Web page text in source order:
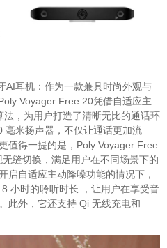
AI耳机：作为一款兼具时尚外观与
Voyager Free 20凭借自适应主
，为用户打造了清晰无比的通话环
毫米扬声器，不仅让通话更加流
值得一提的是，Poly Voyager Free
缝切换，满足用户在不同场景下的
启自适应主动降噪功能的情况下，
小时的聆听时长 ，让用户在享受音
此外，它还支持 Qi 无线充电和